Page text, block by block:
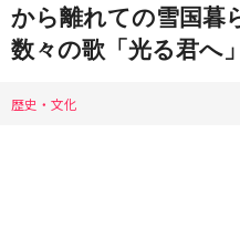
から離れての雪国暮
数々の歌「光る君へ
歴史・文化